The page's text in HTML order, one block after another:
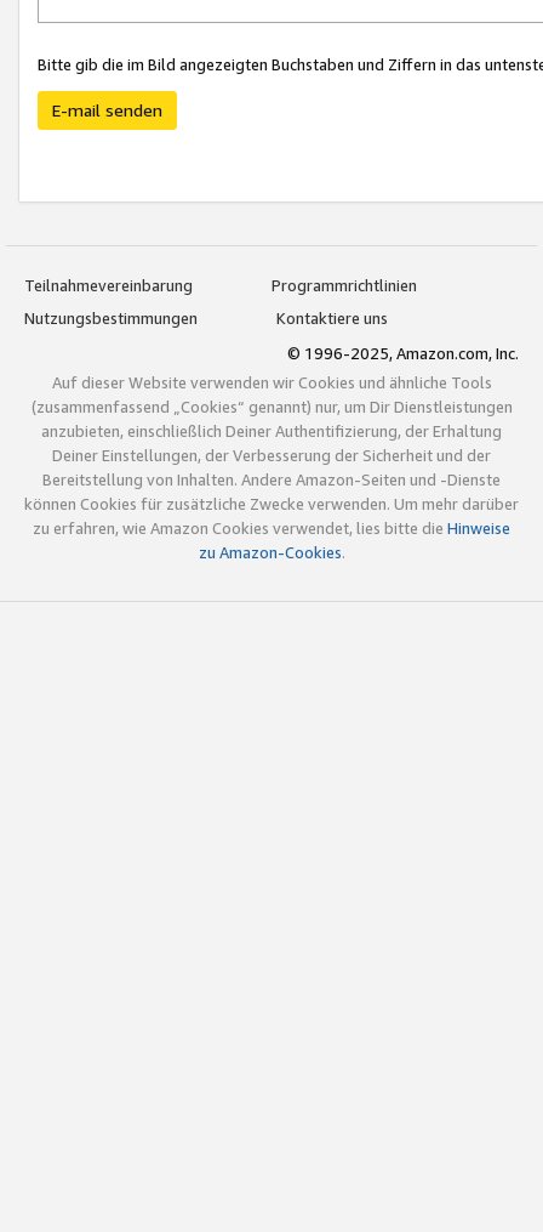
Bitte gib die im Bild angezeigten Buchstaben und Ziffern in das
E-mail senden
Teilnahmevereinbarung
Programmrichtlinien
Nutzungsbestimmungen
Kontaktiere uns
© 1996-2025, Amazon.com, Inc.
Auf dieser Website verwenden wir Cookies und ähnliche Tools
(zusammenfassend „Cookies“ genannt) nur, um Dir Dienstleistungen
anzubieten, einschließlich Deiner Authentifizierung, der Erhaltung
Deiner Einstellungen, der Verbesserung der Sicherheit und der
Bereitstellung von Inhalten. Andere Amazon-Seiten und -Dienste
können Cookies für zusätzliche Zwecke verwenden. Um mehr darüber
zu erfahren, wie Amazon Cookies verwendet, lies bitte die Hinweise
zu Amazon-Cookies.